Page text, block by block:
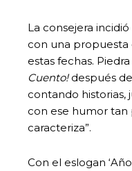
La consejera
con una
estas fechas.
Cuento!después
contando historias,
con ese humor tan
caracteriza”.
Con el eslogan